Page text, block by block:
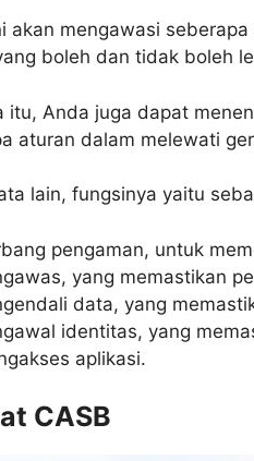
akan mengawasi
boleh dan tidak boleh
itu, Anda juga dapat
aturan dalam melewati
lain, fungsinya yaitu
pengaman, untuk
yang memastikan
data, yang
identitas, yang
aplikasi.
CASB